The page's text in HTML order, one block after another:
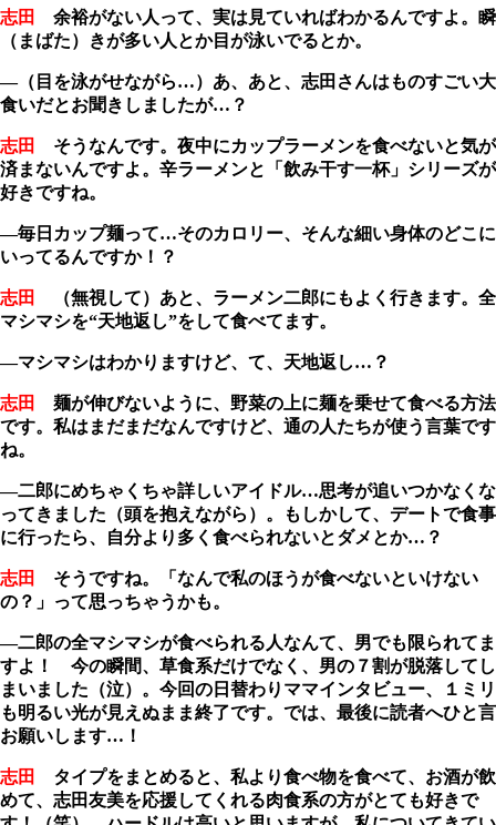
志田
余裕がない人って、実は見ていればわかるんですよ。瞬
（まばた）きが多い人とか目が泳いでるとか。
―（目を泳がせながら…）あ、あと、志田さんはものすごい大
食いだとお聞きしましたが…？
志田
そうなんです。夜中にカップラーメンを食べないと気が
済まないんですよ。辛ラーメンと「飲み干す一杯」シリーズが
好きですね。
―毎日カップ麺って…そのカロリー、そんな細い身体のどこに
いってるんですか！？
志田
（無視して）あと、ラーメン二郎にもよく行きます。全
マシマシを“天地返し”をして食べてます。
―マシマシはわかりますけど、て、天地返し…？
志田
麺が伸びないように、野菜の上に麺を乗せて食べる方法
です。私はまだまだなんですけど、通の人たちが使う言葉です
ね。
―二郎にめちゃくちゃ詳しいアイドル…思考が追いつかなくな
ってきました（頭を抱えながら）。もしかして、デートで食事
に行ったら、自分より多く食べられないとダメとか…？
志田
そうですね。「なんで私のほうが食べないといけない
の？」って思っちゃうかも。
―二郎の全マシマシが食べられる人なんて、男でも限られてま
すよ！ 今の瞬間、草食系だけでなく、男の７割が脱落してし
まいました（泣）。今回の日替わりママインタビュー、１ミリ
も明るい光が見えぬまま終了です。では、最後に読者へひと言
お願いします…！
志田 タイプをまとめると、私より食べ物を食べて、お酒が飲
めて、志田友美を応援してくれる肉食系の方がとても好きで